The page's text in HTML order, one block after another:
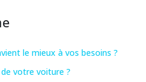
le mieux à vos besoins ?
votre voiture ?